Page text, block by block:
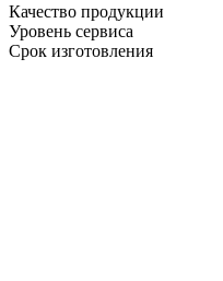
Качество продукции
Уровень сервиса
Срок изготовления